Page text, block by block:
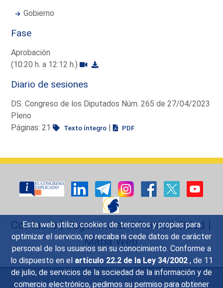
Esta web utiliza cookies de terceros y propias para
optimizar el servicio, no recaba ni cede datos de carácter
personal de los usuarios sin su conocimiento. Conforme a
lo dispuesto en el artículo 22.2 de la Ley 34/2002 , de 11
de julio, de servicios de la sociedad de la información y de
comercio electrónico, pedimos su permiso para obtener
Gobierno
Fase
Aprobación
(10:20 h. a 12:12 h.)
Diario de sesiones
DS. Congreso de los Diputados Núm. 265 de 27/04/2023
Pleno
Páginas: 21
Texto íntegro | PDF
Contacto|Sugerencias|Accesibilidad |
Mapa Web
Preguntas Frecuentes|Aviso legal|